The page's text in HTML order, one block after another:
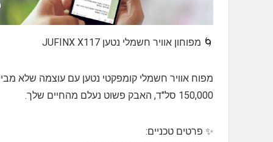
🌀 מפוחון אוויר חשמלי נטען JUFINX X117
מפוח אוויר חשמלי קומפקטי נטען עם עוצמה שלא
150,000 סל"ד, האבק פשוט נעלם מהחיים שלך.
✨ פרטים טכניים: